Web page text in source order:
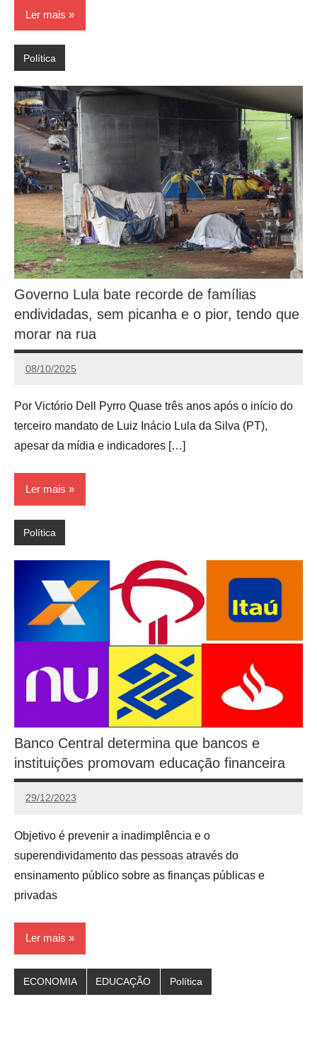
Ler mais
Política
Governo Lula bate recorde de famílias
endividadas, sem picanha e o pior, tendo que
morar na rua
08/10/2025
Victório
Pyrro
Por Victório Dell Pyrro Quase três anos após o início do
terceiro mandato de Luiz Inácio Lula da Silva (PT),
apesar da mídia e indicadores […]
Ler mais
Política
Banco Central determina que bancos e
instituições promovam educação financeira
29/12/2023
Redação
Objetivo é prevenir a inadimplência e o
superendividamento das pessoas através do
ensinamento público sobre as finanças públicas e
privadas
Ler mais
ECONOMIA EDUCAÇÃO Política